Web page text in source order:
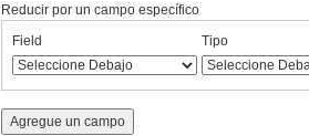
rows
in
"Reducir
por
Reducir por un campo específico
de
búsqueda
de
búsqueda
de
búsqueda
de
Búsqueda
Field Tipo
Agregue un campo